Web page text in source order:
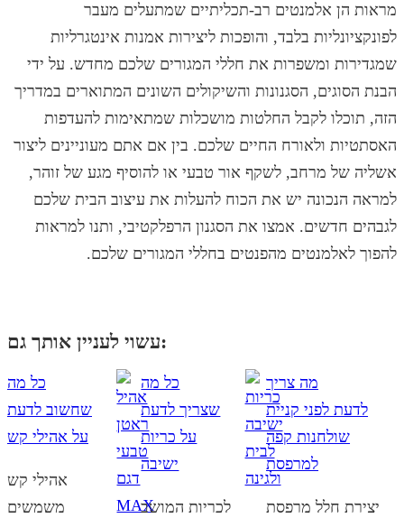
מראות הן אלמנטים רב-תכליתיים שמתעלים מעבר
לפונקציונליות בלבד, והופכות ליצירות אמנות אינטגרליות
שמגדירות ומשפרות את חללי המגורים שלכם מחדש. על ידי
הבנת הסוגים, הסגנונות והשיקולים השונים המתוארים במדריך
הזה, תוכלו לקבל החלטות מושכלות שמתאימות להעדפות
האסתטיות ולאורח החיים שלכם. בין אם אתם מעוניינים ליצור
אשליה של מרחב, לשקף אור טבעי או להוסיף מגע של זוהר,
למראה הנכונה יש את הכוח להעלות את עיצוב הבית שלכם
לגבהים חדשים. אמצו את הסגנון הרפלקטיבי, ותנו למראות
להפוך לאלמנטים מהפנטים בחללי המגורים שלכם.
עשוי לעניין אותך גם:
כל מה
שחשוב לדעת
על אהילי קש
אהילי קש
משמשים
כל מה
שצריך לדעת
על כריות
ישיבה
לכריות המושב
מה צריך
לדעת לפני קניית
שולחנות קפה
למרפסת
יצירת חלל מרפסת